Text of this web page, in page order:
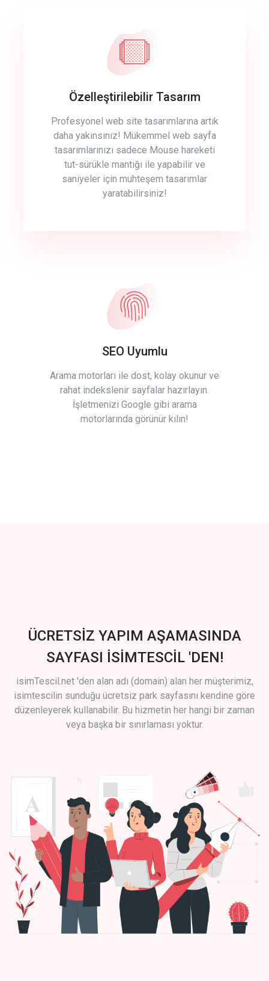
Özelleştirilebilir Tasarım
Profesyonel web site tasarımlarına artık
daha yakınsınız! Mükemmel web sayfa
tasarımlarınızı sadece Mouse hareketi
tut-sürükle mantığı ile yapabilir ve
saniyeler için muhteşem tasarımlar
yaratabilirsiniz!
SEO Uyumlu
Arama motorları ile dost, kolay okunur ve
rahat indekslenir sayfalar hazırlayın.
İşletmenizi Google gibi arama
motorlarında görünür kılın!
ÜCRETSİZ YAPIM AŞAMASINDA
SAYFASI İSİMTESCİL 'DEN!
isimTescil.net 'den alan adı (domain) alan her müşterimiz,
isimtescilin sunduğu ücretsiz park sayfasını kendine göre
düzenleyerek kullanabilir. Bu hizmetin her hangi bir zaman
veya başka bir sınırlaması yoktur.